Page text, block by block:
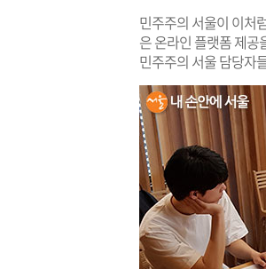
민주주의 서울이 이처
은 온라인 플랫폼 제공
민주주의 서울 담당자